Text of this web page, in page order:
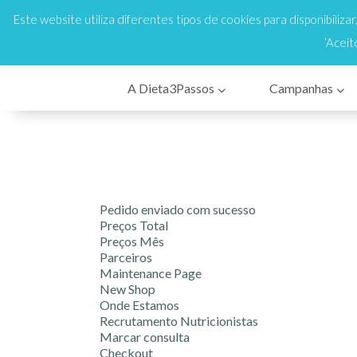
808 200 333
A Dieta3Passos Campanhas
Pedido enviado com sucesso
Preços Total
Preços Mês
Parceiros
Maintenance Page
New Shop
Onde Estamos
Recrutamento Nutricionistas
Marcar consulta
Checkout
Este website utiliza diferentes tipos de cookies para